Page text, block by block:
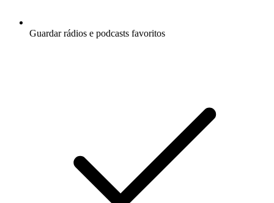
Guardar rádios e podcasts favoritos